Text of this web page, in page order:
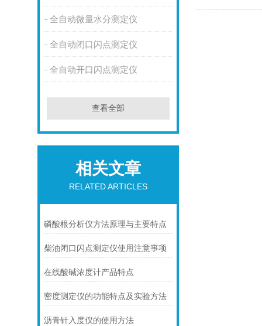
全自动微量水分测定仪
全自动闭口闪点测定仪
全自动开口闪点测定仪
查看全部
相关文章
RELATED ARTICLES
磷酸根分析仪方法原理与主要特点
柴油闭口闪点测定仪使用注意事项
在线酸碱浓度计产品特点
密度测定仪的功能特点及实验方法
沥青针入度仪的使用方法